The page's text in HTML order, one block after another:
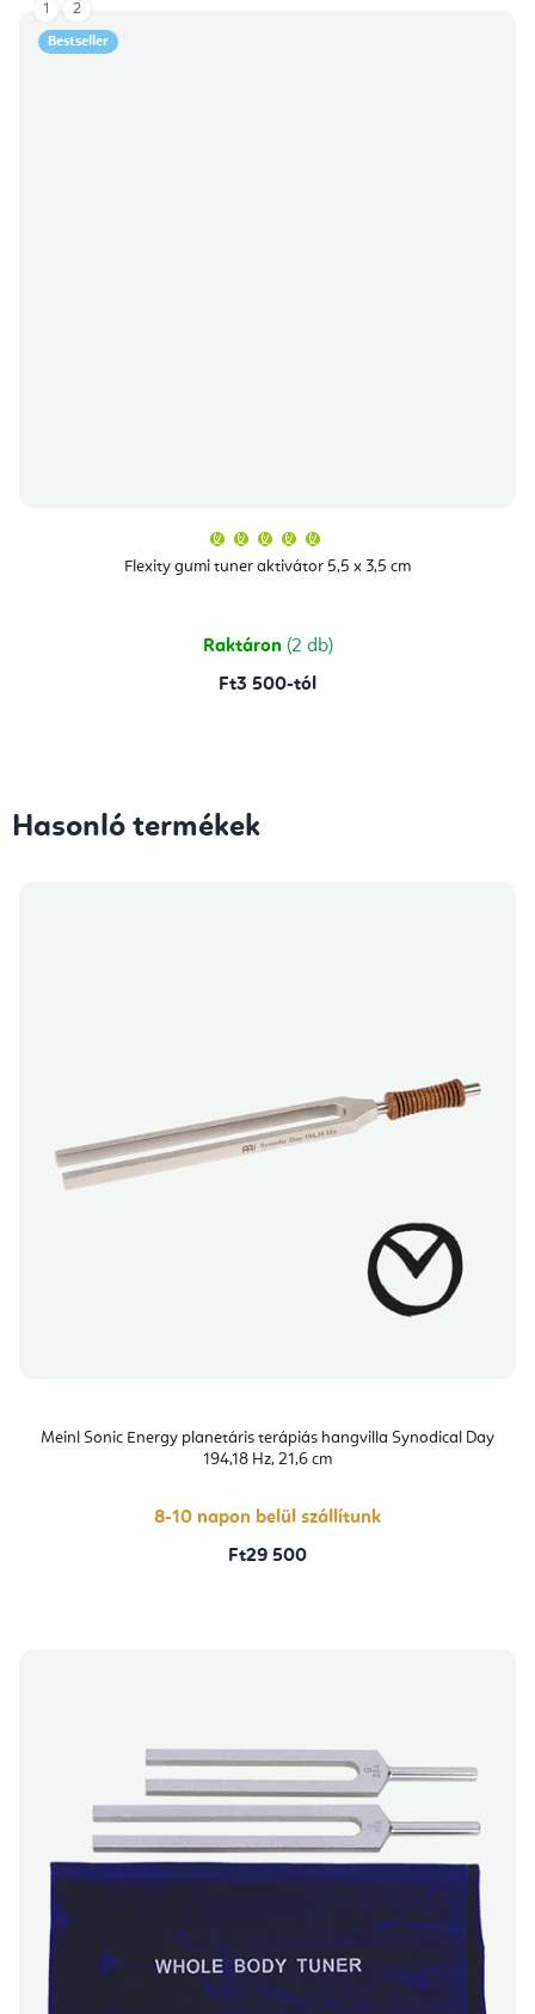
Bestseller
Flexity gumi tuner aktivátor 5,5 x 3,5 cm
átlagos
értékelése
csillag.
Raktáron (2 db)
Ft3 500-tól
1 2
Hasonló termékek
Meinl Sonic Energy planetáris terápiás hangvilla Synodical Day
194,18 Hz, 21,6 cm
8-10 napon belül szállítunk
Ft29 500